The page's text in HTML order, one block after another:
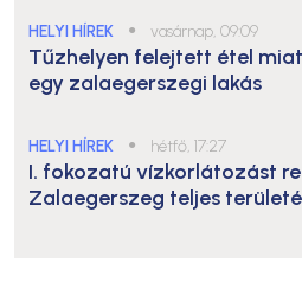
HELYI HÍREK ● vasárnap, 09:09
Tűzhelyen felejtett étel
egy zalaegerszegi lakás
HELYI HÍREK ● hétfő, 17:27
I. fokozatú vízkorlátozást
Zalaegerszeg teljes